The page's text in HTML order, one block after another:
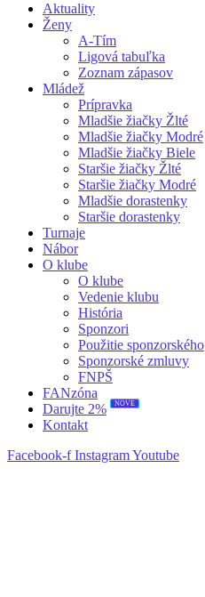
Aktuality
Ženy
A-Tím
Ligová tabuľka
Zoznam zápasov
Mládež
Prípravka
Mladšie žiačky Žlté
Mladšie žiačky Modré
Mladšie žiačky Biele
Staršie žiačky Žlté
Staršie žiačky Modré
Mladšie dorastenky
Staršie dorastenky
Turnaje
Nábor
O klube
O klube
Vedenie klubu
História
Sponzori
Použitie sponzorského
Sponzorské zmluvy
FNPŠ
FANzóna
Darujte 2%
NOVÉ
Kontakt
Facebook-f InstagramYoutube